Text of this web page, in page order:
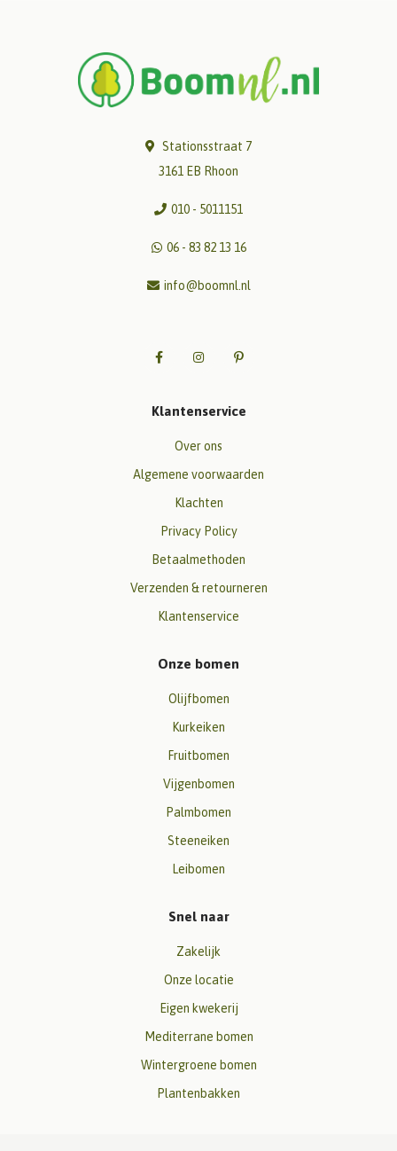
Stationsstraat 7
3161 EB Rhoon
010 - 5011151
06 - 83 82 13 16
info@boomnl.nl
Klantenservice
Over ons
Algemene voorwaarden
Klachten
Privacy Policy
Betaalmethoden
Verzenden & retourneren
Klantenservice
Onze bomen
Olijfbomen
Kurkeiken
Fruitbomen
Vijgenbomen
Palmbomen
Steeneiken
Leibomen
Snel naar
Zakelijk
Onze locatie
Eigen kwekerij
Mediterrane bomen
Wintergroene bomen
Plantenbakken